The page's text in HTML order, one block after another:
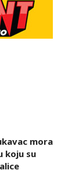
mora
koju su